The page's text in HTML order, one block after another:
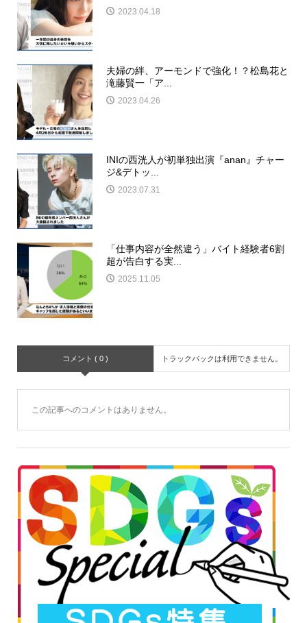
2023.04.18
夫婦の絆、アーモンドで強化！？松島花と
滝藤賢一「ア...
2023.04.26
INIの西洸人が初単独出演『anan』チャー
ジ&デトッ...
2023.07.31
「仕事内容が全然違う」バイト経験者6割
超が告白する実...
2025.11.05
コメント ( 0 ) トラックバックは利用できません。
この記事へのコメントはありません。